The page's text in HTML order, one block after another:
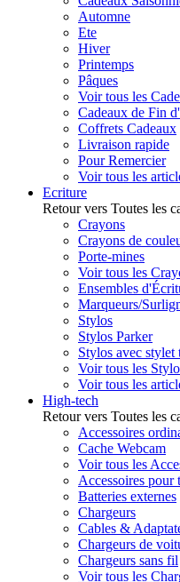
Automne
Ete
Hiver
Printemps
Pâques
Voir tous les
Cadeaux de Fin
Coffrets Cadeaux
Livraison rapide
Pour Remercier
Voir tous les
Ecriture
Retour vers Toutes les
Crayons
Crayons de
Porte-mines
Voir tous les
Ensembles
Marqueurs/
Stylos
Stylos Parker
Stylos avec stylet
Voir tous les
Voir tous les
High-tech
Retour vers Toutes les
Accessoires
Cache Webcam
Voir tous les
Accessoires pour
Batteries externes
Chargeurs
Cables &
Chargeurs de
Chargeurs sans fil
Voir tous les